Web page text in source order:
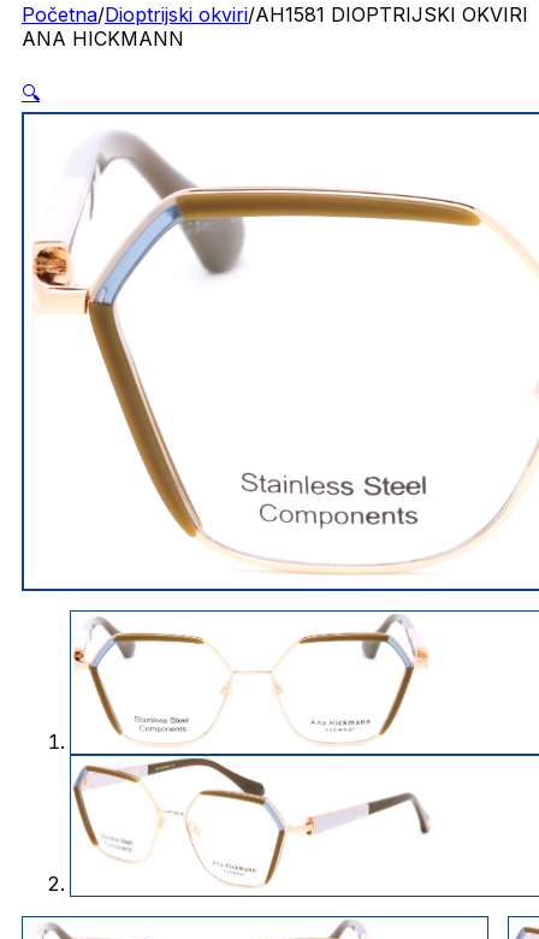
Početna/Dioptrijski okviri/AH1581 DIOPTRIJSKI OKVIRI
ANA HICKMANN
🔍